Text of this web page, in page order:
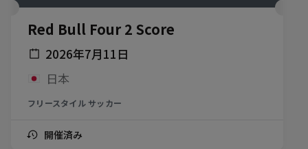
Red Bull Four 2 Score
2026年7月11日
日本
フリースタイル サッカー
開催済み